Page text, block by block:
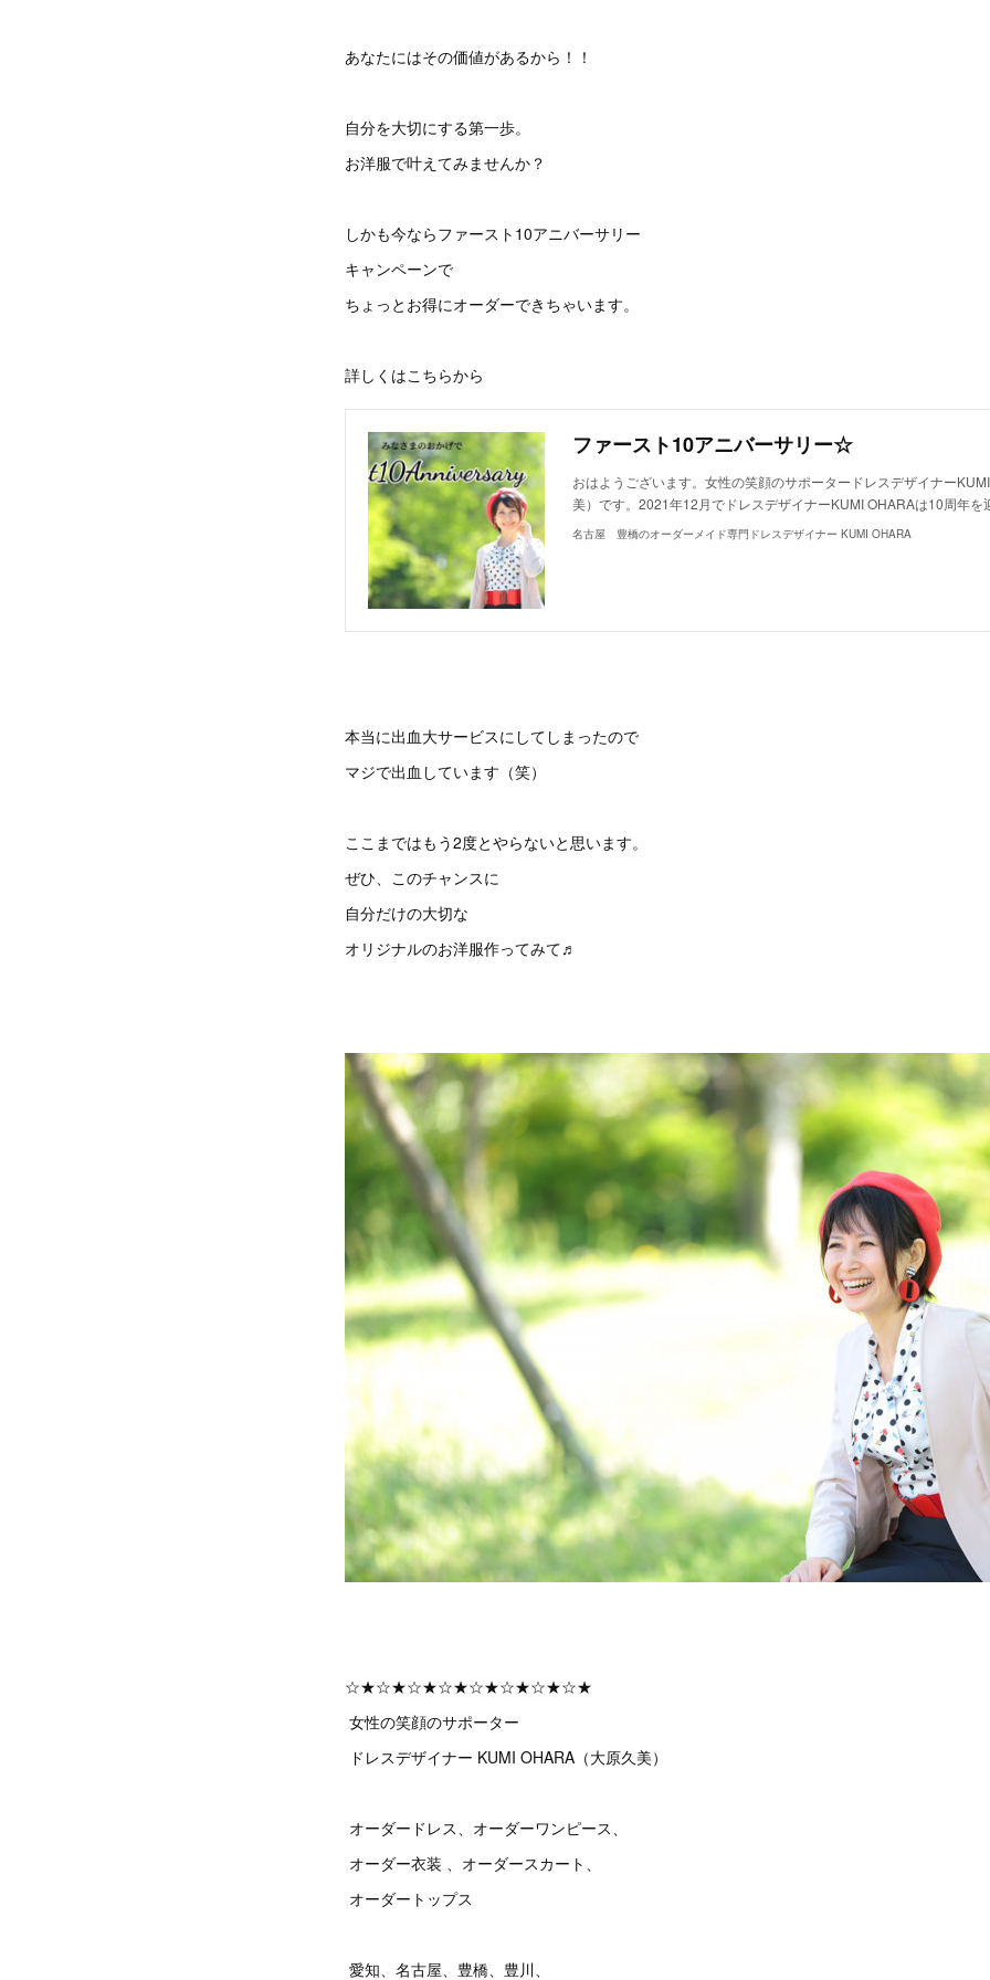
あなたにはその価値があるから！！
自分を大切にする第一歩。
お洋服で叶えてみませんか？
しかも今ならファースト10アニバーサリー
キャンペーンで
ちょっとお得にオーダーできちゃいます。
詳しくはこちらから
ファースト10アニバーサリー☆
おはようございます。女性の笑顔のサポータードレスデザイナー
美）です。2021年12月でドレスデザイナーKUMI OHARAは10周年
名古屋 豊橋のオーダーメイド専門ドレスデザイナー KUMI OHARA
本当に出血大サービスにしてしまったので
マジで出血しています（笑）
ここまではもう2度とやらないと思います。
ぜひ、このチャンスに
自分だけの大切な
オリジナルのお洋服作ってみて♬
☆★☆★☆★☆★☆★☆★☆★☆★
女性の笑顔のサポーター
ドレスデザイナー KUMI OHARA（大原久美）
オーダードレス、オーダーワンピース、
オーダー衣装 、オーダースカート、
オーダートップス
愛知、名古屋、豊橋、豊川、